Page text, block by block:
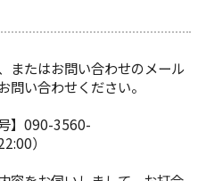
またはお問い合わせのメール
問い合わせください。
】090-3560-
）